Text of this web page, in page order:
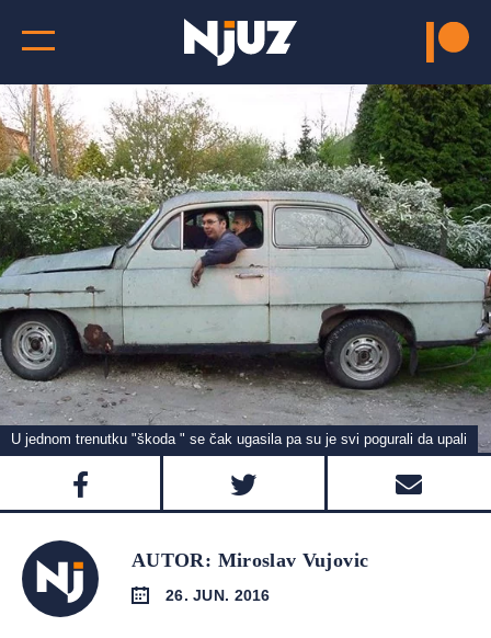
U jednom trenutku "škoda " se čak ugasila pa su je svi pogurali da upali
AUTOR: Miroslav Vujovic
26. JUN. 2016